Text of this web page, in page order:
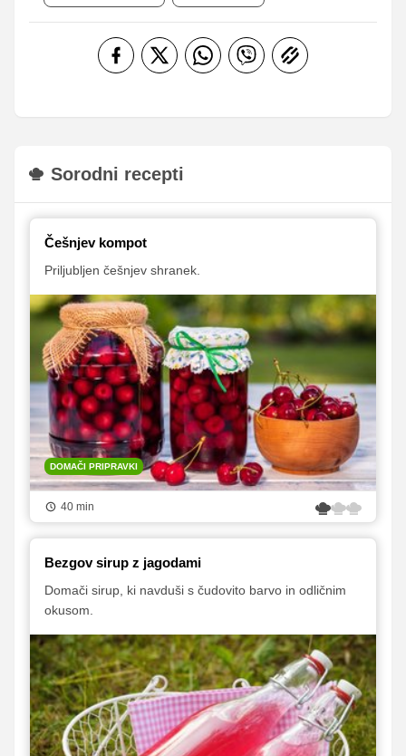
Sorodni recepti
Češnjev kompot
Priljubljen češnjev shranek.
DOMAČI PRIPRAVKI
40 min
Bezgov sirup z jagodami
Domači sirup, ki navduši s čudovito barvo in odličnim
okusom.